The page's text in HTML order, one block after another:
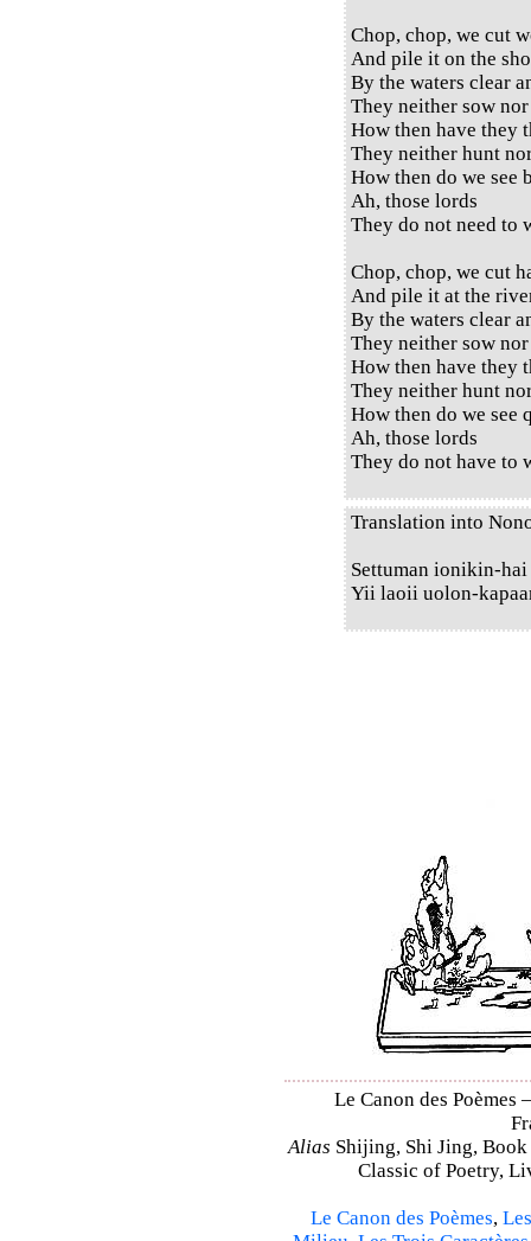
Chop, chop, we cut
And pile it on the
By the waters clear
They neither sow
How then have they
They neither hunt
How then do we see
Ah, those lords
They do not need to
Chop, chop, we cut
And pile it at the
By the waters clear
They neither sow
How then have they
They neither hunt
How then do we see
Ah, those lords
They do not have to
Translation into
Settuman ionikin-
Yii laoii uolon-
Le Canon des
Alias Shijing, Shi Jing,
Classic of Poetry,
Le Canon des Poèmes,